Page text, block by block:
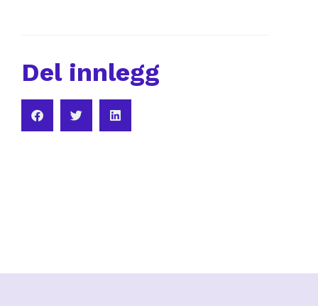
Del innlegg